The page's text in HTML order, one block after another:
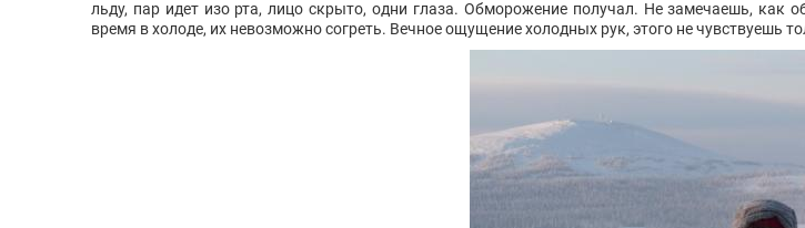
льду, пар идет изо рта, лицо скрыто, одни глаза. Обморожение получал. Не замечаешь, как
время в холоде, их невозможно согреть. Вечное ощущение холодных рук, этого не чувствуешь